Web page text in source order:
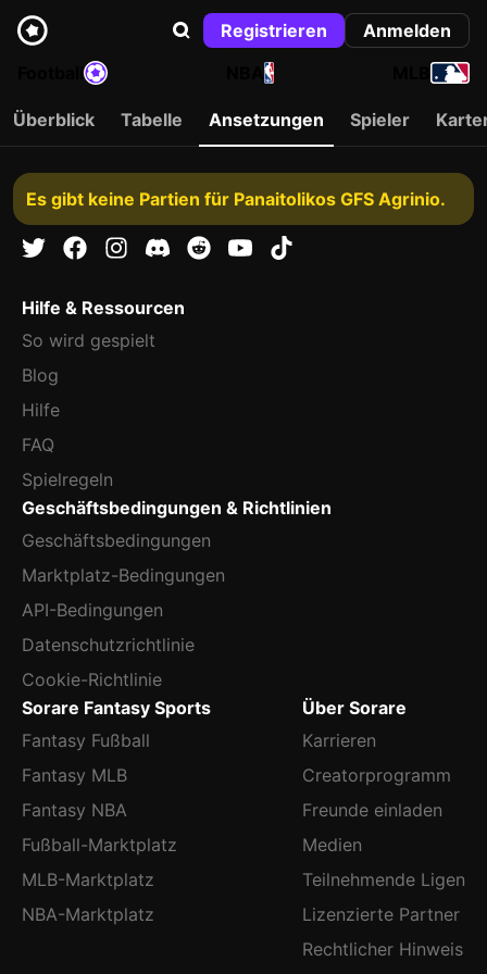
Registrieren
Anmelden
NBA
Überblick Tabelle Ansetzungen Spieler
Es gibt keine Partien für Panaitolikos GFS Agrinio.
Hilfe & Ressourcen
So wird gespielt
Blog
Hilfe
FAQ
Spielregeln
Geschäftsbedingungen & Richtlinien
Geschäftsbedingungen
Marktplatz-Bedingungen
API-Bedingungen
Datenschutzrichtlinie
Cookie-Richtlinie
Sorare Fantasy Sports
Fantasy Fußball
Fantasy MLB
Fantasy NBA
Fußball-Marktplatz
MLB-Marktplatz
NBA-Marktplatz
Über Sorare
Karrieren
Creatorprogramm
Freunde einladen
Medien
Teilnehmende Ligen
Lizenzierte Partner
Rechtlicher Hinweis